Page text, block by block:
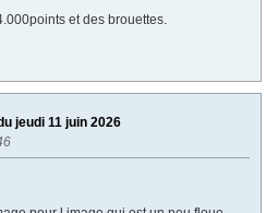
et des brouettes.
jeudi 11 juin 2026